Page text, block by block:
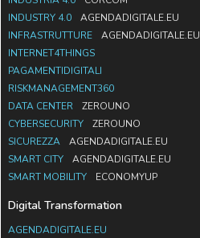
INDUSTRY 4.0
AGENDADIGITALE.EU
INFRASTRUTTURE
AGENDADIGITALE.EU
INTERNET4THINGS
PAGAMENTIDIGITALI
RISKMANAGEMENT360
DATA CENTER
ZEROUNO
CYBERSECURITY
ZEROUNO
SICUREZZA
AGENDADIGITALE.EU
SMART CITY
AGENDADIGITALE.EU
SMART MOBILITY
ECONOMYUP
Digital Transformation
AGENDADIGITALE.EU